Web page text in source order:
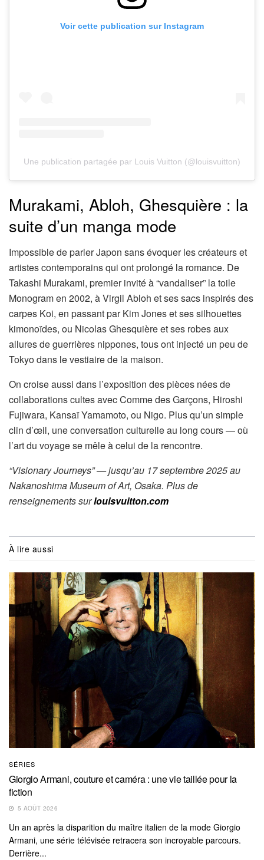
Voir cette publication sur Instagram
Une publication partagée par Louis Vuitton (@louisvuitton)
Murakami, Abloh, Ghesquière : la
suite d’un manga mode
Impossible de parler Japon sans évoquer les créateurs et
artistes contemporains qui ont prolongé la romance. De
Takashi Murakami, premier invité à “vandaliser” la toile
Monogram en 2002, à Virgil Abloh et ses sacs inspirés des
carpes Koi, en passant par Kim Jones et ses silhouettes
kimonoïdes, ou Nicolas Ghesquière et ses robes aux
allures de guerrières nippones, tous ont injecté un peu de
Tokyo dans le vestiaire de la maison.
On croise aussi dans l’exposition des pièces nées de
collaborations cultes avec Comme des Garçons, Hiroshi
Fujiwara, Kansaï Yamamoto, ou Nigo. Plus qu’un simple
clin d’œil, une conversation culturelle au long cours — où
l’art du voyage se mêle à celui de la rencontre.
“Visionary Journeys” — jusqu’au 17 septembre 2025 au
Nakanoshima Museum of Art, Osaka. Plus de
renseignements surlouisvuitton.com
À lire aussi
SÉRIES
Giorgio Armani, couture et caméra : une vie taillée pour la
fiction
5 AOÛT 2026
Un an après la disparition du maître italien de la mode Giorgio
Armani, une série télévisée retracera son incroyable parcours.
Derrière...